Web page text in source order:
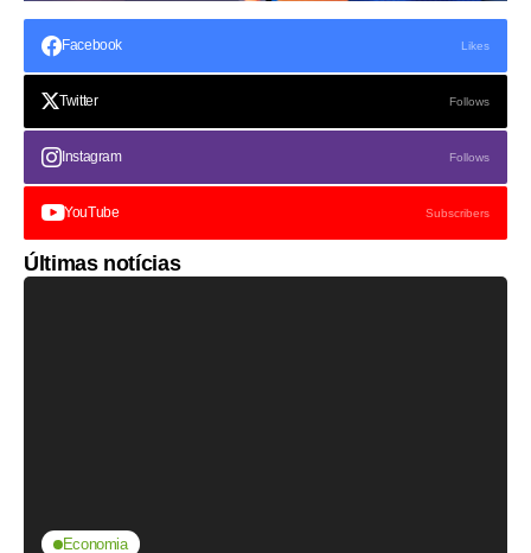
Facebook Likes
Twitter Follows
Instagram Follows
YouTube Subscribers
Últimas notícias
Economia